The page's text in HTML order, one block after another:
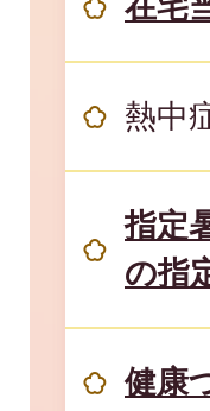
熱中
指定
の指
健康